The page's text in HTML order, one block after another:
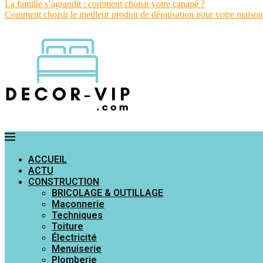
La famille s’agrandit : comment choisir votre canapé ?
Comment choisir le meilleur produit de dératisation pour votre
ACCUEIL
ACTU
CONSTRUCTION
BRICOLAGE & OUTILLAGE
Maçonnerie
Techniques
Toiture
Électricité
Menuiserie
Plomberie